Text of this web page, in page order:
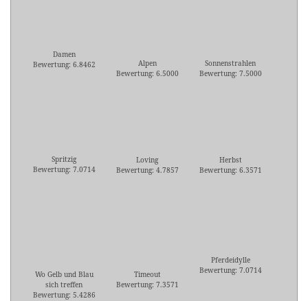
Damen
Bewertung: 6.8462
Alpen
Bewertung: 6.5000
Sonnenstrahlen
Bewertung: 7.5000
Spritzig
Bewertung: 7.0714
Loving
Bewertung: 4.7857
Herbst
Bewertung: 6.3571
Wo Gelb und Blau
sich treffen
Bewertung: 5.4286
Timeout
Bewertung: 7.3571
Pferdeidylle
Bewertung: 7.0714